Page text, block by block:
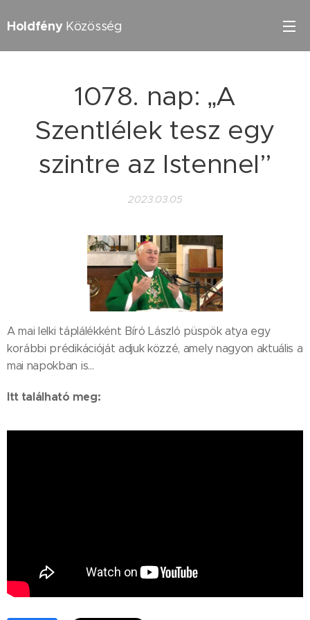
HoldfényKözösség
1078. nap: „A
Szentlélek tesz egy
szintre az Istennel”
2023.03.05
A mai lelki táplálékként Bíró László püspök atya egy
korábbi prédikációját adjuk közzé, amely nagyon aktuális a
mai napokban is…
Itt található meg: